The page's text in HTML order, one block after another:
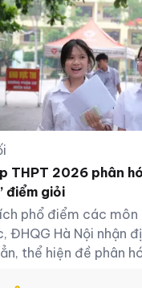
THPT 2026 phân
điểm giỏi
phổ điểm các môn
ĐHQG Hà Nội nhận
thể hiện đề phân